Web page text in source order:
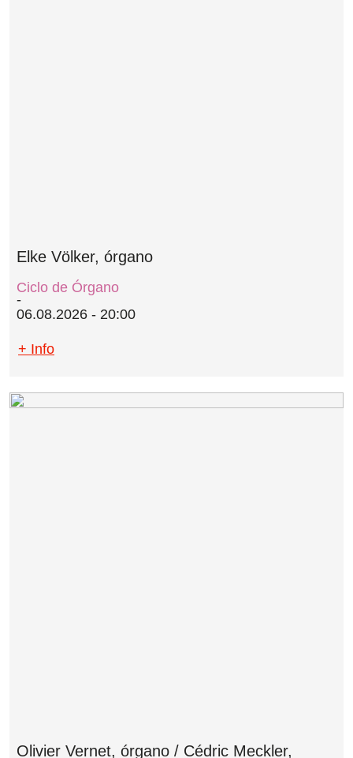
Elke Völker, órgano
Ciclo de Órgano
06.08.2026 - 20:00
+ Info
Olivier Vernet, órgano / Cédric Meckler,